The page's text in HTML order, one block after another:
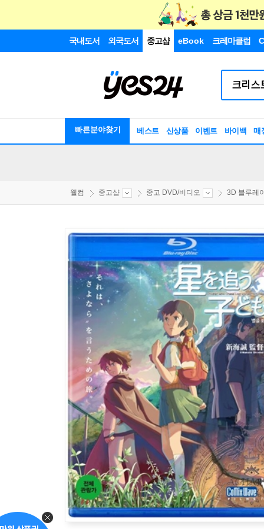
국내도서 외국도서 중고샵 eBook 크레마클럽
빠른분야찾기 베스트 신상품 이벤트 바이백 매
웰컴 중고샵 중고 DVD/비디오 3D 블루레